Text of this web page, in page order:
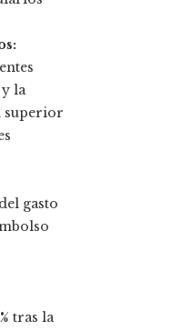
la
superior
gasto
tras la